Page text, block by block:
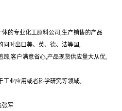
的专业化工原料公司,生产销售的产品
同时出口美、英、德、法等国,
踪,客户满意省心,产品现货供应量大从优,
业应用或者科学研究等领域。
张军